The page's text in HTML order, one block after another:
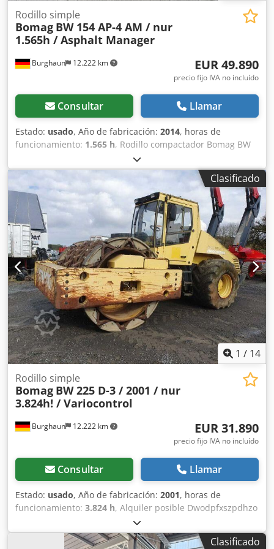
Burghaun 12.222 km
Rodillo simple
Bomag BW 154 AP-4 AM / nur
1.565h / Asphalt Manager
EUR 49.890
precio fijo IVA no incluído
Consultar Llamar
Estado: usado, Año de fabricación: 2014, horas de
funcionamiento: 1.565 h, Rodillo compactador Bomag BW
154 AP-4 AM, año de fabricación: 2014, horas de
funcionamiento: solo 1565 h, motor: Kubota [55,4 kW/75
CV], sistema Asphalt Manager 2, distribuidor de asfalto
Bomag, cortador de asfalto lateral derecho, peso: 7300 kg,
tambor de superficie lisa, buen estado, listo para su uso
inmediato. Si lo desea, le ofrecemos una propuesta de
arrendamiento o financiación. El Sr. Mihm (teléfono: )
estará encantado de atenderle. Encontrará más
información en nuestra página web. Salvo errores y venta
previa. Posibilidad de alquiler. Dwodpfxszpdh Us Ag Uoa =
Más información = Póngase en contacto con Tobias Ebert
para obtener más información.
Clasificado
1 / 14
Burghaun 12.222 km
Rodillo simple
Bomag BW 225 D-3 / 2001 / nur
3.824h! / Variocontrol
EUR 31.890
precio fijo IVA no incluído
Consultar Llamar
Estado: usado, Año de fabricación: 2001, horas de
funcionamiento: 3.824 h, Alquiler posible Dwodpfxszpdhzo
Ag Uja = Más información = Póngase en contacto con
Tobias Ebert para obtener más información.
Clasificado